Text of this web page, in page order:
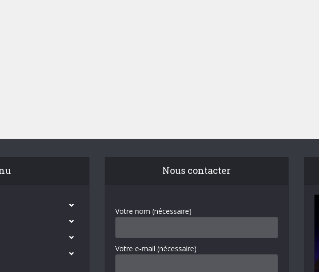
Nous contacter
Votre nom (nécessaire)
Votre e-mail (nécessaire)